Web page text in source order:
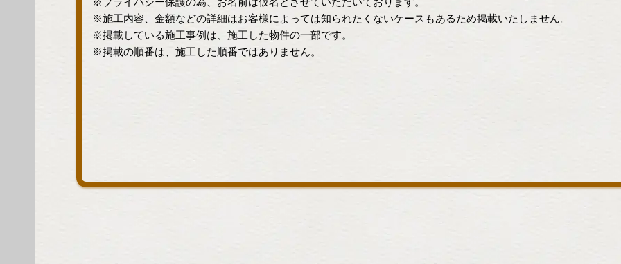
※施工内容、金額などの詳細はお客様によっては知られたくないケースもあるため掲載いたしません。
※掲載している施工事例は、施工した物件の一部です。
※掲載の順番は、施工した順番ではありません。